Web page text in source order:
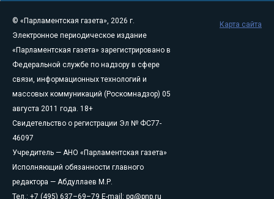
© «Парламентская газета», 2026 г.
Электронное периодическое издание
«Парламентская газета» зарегистрировано в
Федеральной службе по надзору в сфере
связи, информационных технологий и
массовых коммуникаций (Роскомнадзор) 05
августа 2011 года. 18+
Свидетельство о регистрации Эл № ФС77-
46097
Учредитель — АНО «Парламентская газета»
Исполняющий обязанности главного
редактора — Абдуллаев М.Р.
Тел.: +7 (495) 637–69–79 E-mail: pg@pnp.ru
Карта сайта